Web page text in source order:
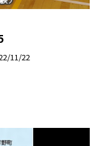
11/22